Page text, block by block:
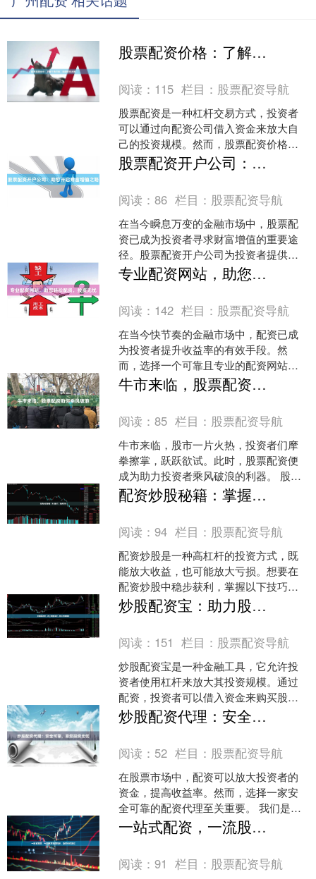
股票配资价格：了解市场行情，做出明智决策
阅读： 115 栏目： 股票配资导航
股票配资是一种杠杆交易方式，投资者
可以通过向配资公司借入资金来放大自
己的投资规模。然而，股票配资价格是
影响投资者决策的关键因素，需要充分
了解市场行情才能做出明智....
股票配资开户公司：助您开启财富增值之路
阅读：86 栏目： 股票配资导航
在当今瞬息万变的金融市场中，股票配
资已成为投资者寻求财富增值的重要途
径。股票配资开户公司为投资者提供杠
杆资金，放大投资收益，助其开启财富
增值之路。 **股票配资....
专业配资网站，助您轻松配资，投资无忧
阅读： 142 栏目： 股票配资导航
在当今快节奏的金融市场中，配资已成
为投资者提升收益率的有效手段。然
而，选择一个可靠且专业的配资网站至
关重要。 专业配资网站提供一系列优
势，让您的投资之旅更加轻松....
牛市来临，股票配资助你乘风破浪
阅读：85 栏目： 股票配资导航
牛市来临，股市一片火热，投资者们摩
拳擦掌，跃跃欲试。此时，股票配资便
成为助力投资者乘风破浪的利器。 股票
配资，是指投资者以一定比例的保证金
向配资公司借入资金，用....
配资炒股秘籍：掌握技巧，稳步获利
阅读：94 栏目： 股票配资导航
配资炒股是一种高杠杆的投资方式，既
能放大收益，也可能放大亏损。想要在
配资炒股中稳步获利，掌握以下技巧至
关重要： **1. 选择正规配资平台：** 选
择信誉良好的....
炒股配资宝：助力股市投资，轻松倍增财富
阅读： 151 栏目： 股票配资导航
炒股配资宝是一种金融工具，它允许投
资者使用杠杆来放大其投资规模。通过
配资，投资者可以借入资金来购买股
票，从而增加其潜在收益。 **配资宝的
优势：** * **放....
炒股配资代理：安全可靠，助您投资无忧
阅读： 52 栏目： 股票配资导航
在股票市场中，配资可以放大投资者的
资金，提高收益率。然而，选择一家安
全可靠的配资代理至关重要。 我们是一
家专业的炒股配资代理，拥有多年的行
业经验和良好的信誉。我....
一站式配资，一流股票配资网站，助您投资无忧
阅读：91 栏目： 股票配资导航